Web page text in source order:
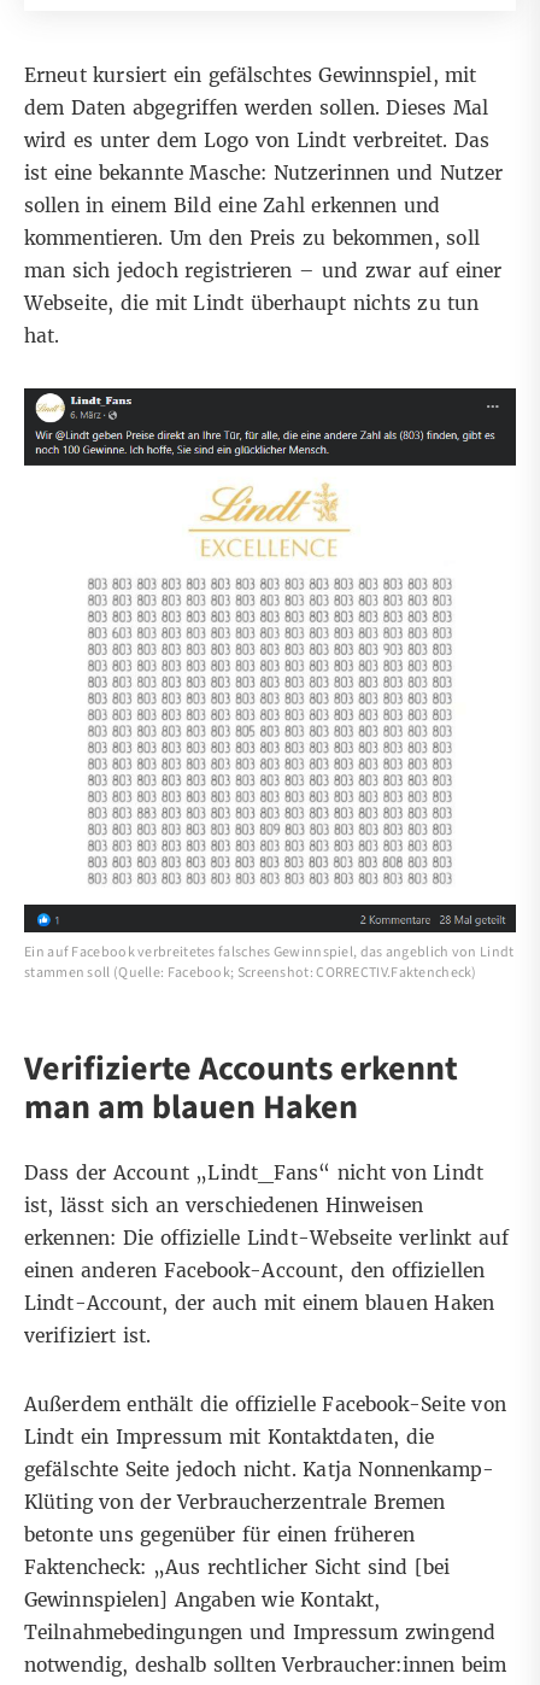
Erneut kursiert ein gefälschtes Gewinnspiel, mit
dem Daten abgegriffen werden sollen. Dieses Mal
wird es unter dem Logo von Lindt verbreitet. Das
ist eine bekannte Masche: Nutzerinnen und Nutzer
sollen in einem Bild eine Zahl erkennen und
kommentieren. Um den Preis zu bekommen, soll
man sich jedoch registrieren – und zwar auf einer
Webseite, die mit Lindt überhaupt nichts zu tun
hat.
Ein auf Facebook verbreitetes falsches Gewinnspiel, das angeblich von Lindt
stammen soll (Quelle: Facebook; Screenshot: CORRECTIV.Faktencheck)
Verifizierte Accounts erkennt
man am blauen Haken
Dass der Account „Lindt_Fans“ nicht von Lindt
ist, lässt sich an verschiedenen Hinweisen
erkennen: Die offizielleLindt-Webseite verlinkt auf
einen anderen Facebook-Account, den offiziellen
Lindt-Account, der auch mit einem blauen Haken
verifiziert ist.
Außerdem enthält die offizielle Facebook-Seite von
Lindt ein Impressum mit Kontaktdaten, die
gefälschte Seite jedoch nicht. Katja Nonnenkamp-
Klüting von der Verbraucherzentrale Bremen
betonte uns gegenüber für einen früheren
Faktencheck: „Aus rechtlicher Sicht sind [bei
Gewinnspielen] Angaben wie Kontakt,
Teilnahmebedingungen und Impressum zwingend
notwendig, deshalb sollten Verbraucher:innen beim